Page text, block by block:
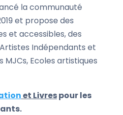
la communauté
et propose des
et accessibles, des
Indépendants et
MJCs, Ecoles artistiques
et Livrespour les